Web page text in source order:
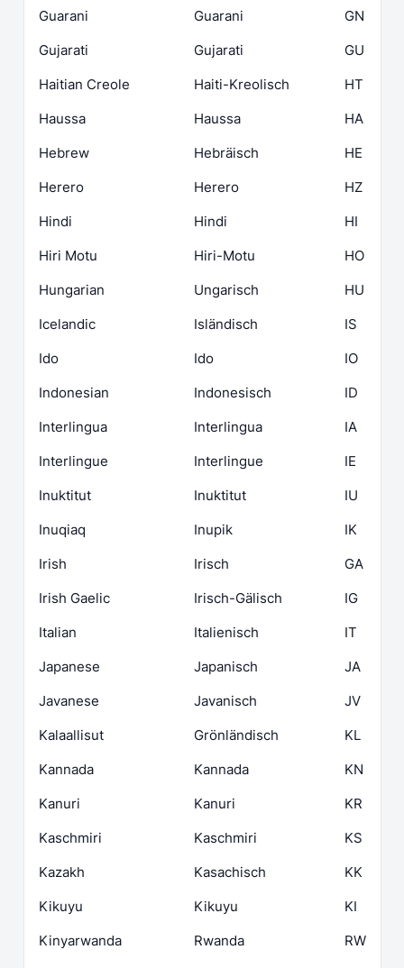
Guarani
Guarani
GN
Gujarati
Gujarati
GU
Haitian Creole
Haiti-Kreolisch
HT
Haussa
Haussa
HA
Hebrew
Hebräisch
HE
Herero
Herero
HZ
Hindi
Hindi
HI
Hiri Motu
Hiri-Motu
HO
Hungarian
Ungarisch
HU
Icelandic
Isländisch
IS
Ido
Ido
IO
Indonesian
Indonesisch
ID
Interlingua
Interlingua
IA
Interlingue
Interlingue
IE
Inuktitut
Inuktitut
IU
Inuqiaq
Inupik
IK
Irish
Irisch
GA
Irish Gaelic
Irisch-Gälisch
IG
Italian
Italienisch
IT
Japanese
Japanisch
JA
Javanese
Javanisch
JV
Kalaallisut
Grönländisch
KL
Kannada
Kannada
KN
Kanuri
Kanuri
KR
Kaschmiri
Kaschmiri
KS
Kazakh
Kasachisch
KK
Kikuyu
Kikuyu
KI
Kinyarwanda
Rwanda
RW